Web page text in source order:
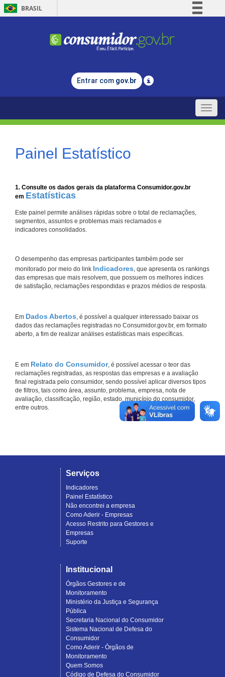
BRASIL
Comunica BR
Legislação
Entrar com gov.br
Toggle
Painel Estatístico
1. Consulte os dados gerais da plataforma Consumidor.gov.br
em Estatísticas
Este painel permite análises rápidas sobre o total de reclamações,
segmentos, assuntos e problemas mais reclamados e
indicadores consolidados.
O desempenho das empresas participantes também pode ser
monitorado por meio do link Indicadores, que apresenta os rankings
das empresas que mais resolvem, que possuem os melhores índices
de satisfação, reclamações respondidas e prazos médios de resposta.
Em Dados Abertos, é possível a qualquer interessado baixar os
dados das reclamações registradas no Consumidor.gov.br, em formato
aberto, a fim de realizar análises estatísticas mais específicas.
E em Relato do Consumidor, é possível acessar o teor das
reclamações registradas, as respostas das empresas e a avaliação
final registrada pelo consumidor, sendo possível aplicar diversos tipos
de filtros, tais como área, assunto, problema, empresa, nota de
avaliação, classificação, região, estado, município do consumidor,
entre outros.
Serviços
Indicadores
Painel Estatístico
Não encontrei a empresa
Como Aderir - Empresas
Acesso Restrito para Gestores e
Empresas
Suporte
Institucional
Órgãos Gestores e de
Monitoramento
Ministério da Justiça e Segurança
Pública
Secretaria Nacional do Consumidor
Sistema Nacional de Defesa do
Consumidor
Como Aderir - Órgãos de
Monitoramento
Quem Somos
Código de Defesa do Consumidor